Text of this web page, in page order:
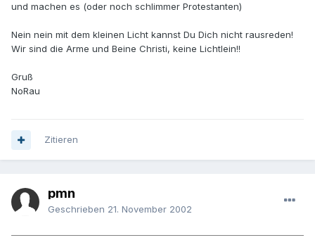
und machen es (oder noch schlimmer Protestanten)
Nein nein mit dem kleinen Licht kannst Du Dich nicht rausreden!
Wir sind die Arme und Beine Christi, keine Lichtlein!!
Gruß
NoRau
Zitieren
pmn
Geschrieben 21. November 2002